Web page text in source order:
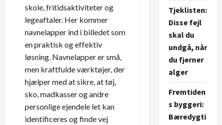
skole, fritidsaktiviteter og
legeaftaler. Her kommer
navnelapper ind i billedet som
en praktisk og effektiv
løsning. Navnelapper er små,
men kraftfulde værktøjer, der
hjælper med at sikre, at tøj,
sko, madkasser og andre
personlige ejendele let kan
identificeres og finde vej
Tjeklisten:
Disse fejl
skal du
undgå, når
du fjerner
alger
Fremtiden
s byggeri:
Bæredygti